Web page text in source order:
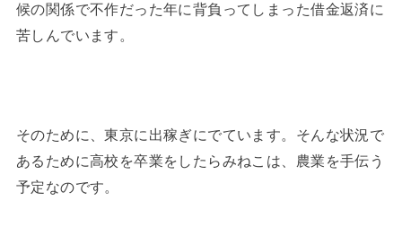
候の関係で不作だった年に背負ってしまった借金返済に
苦しんでいます。
そのために、東京に出稼ぎにでています。そんな状況で
あるために高校を卒業をしたらみねこは、農業を手伝う
予定なのです。